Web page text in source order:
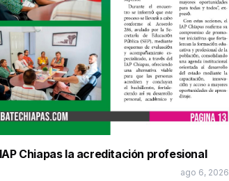
Chiapas la acreditación profesional
ago 6, 2026